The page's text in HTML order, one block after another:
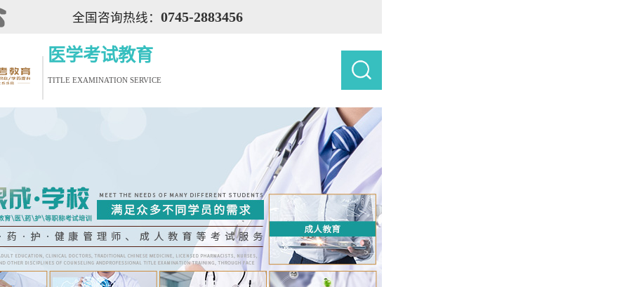
全国咨询热线： 0745-2883456
医学考试教育
TITLE EXAMINATION SERVICE